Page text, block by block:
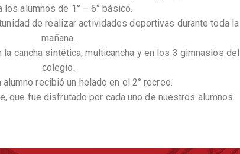
los alumnos de 1° – 6° básico.
de realizar actividades deportivas durante toda la
mañana.
cancha sintética, multicancha y en los 3 gimnasios del
colegio.
recibió un helado en el 2° recreo.
que fue disfrutado por cada uno de nuestros alumnos.